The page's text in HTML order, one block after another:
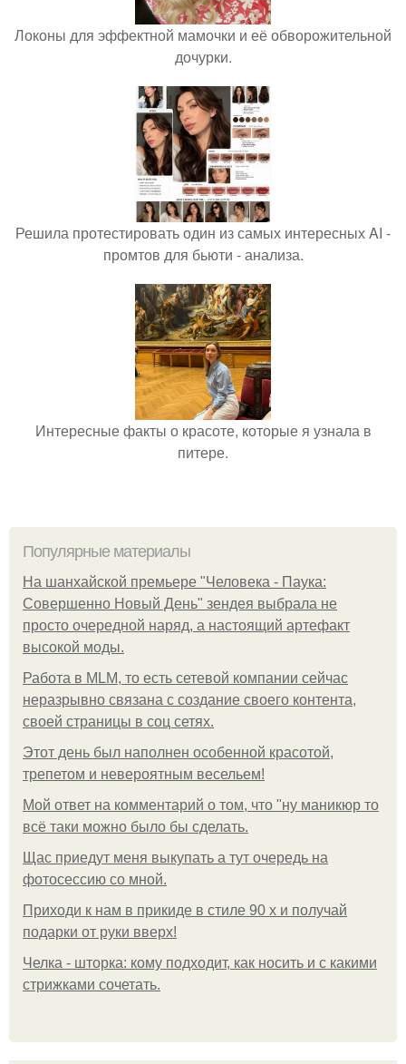
Локоны для эффектной мамочки и её обворожительной
дочурки.
Решила протестировать один из самых интересных AI -
промтов для бьюти - анализа.
Интересные факты о красоте, которые я узнала в
питере.
Популярные материалы
На шанхайской премьере "Человека - Паука:
Совершенно Новый День" зендея выбрала не
просто очередной наряд, а настоящий артефакт
высокой моды.
Работа в MLM, то есть сетевой компании сейчас
неразрывно связана с создание своего контента,
своей страницы в соц сетях.
Этот день был наполнен особенной красотой,
трепетом и невероятным весельем!
Мой ответ на комментарий о том, что "ну маникюр то
всё таки можно было бы сделать.
Щас приедут меня выкупать а тут очередь на
фотосессию со мной.
Приходи к нам в прикиде в стиле 90 х и получай
подарки от руки вверх!
Челка - шторка: кому подходит, как носить и с какими
стрижками сочетать.